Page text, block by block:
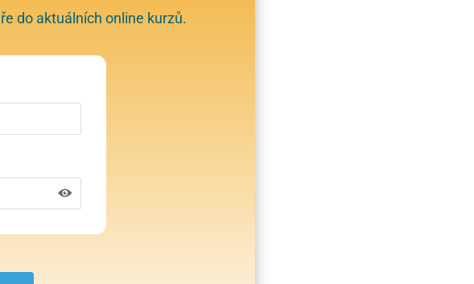
do aktuálních online kurzů.